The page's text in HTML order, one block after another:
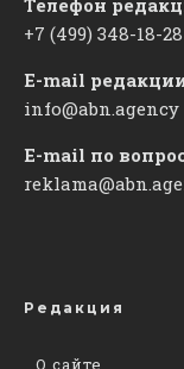
Телефон
+7 (499) 348-18-28
E-mail
info@abn.agency
E-mail по
Редакция
О сайте